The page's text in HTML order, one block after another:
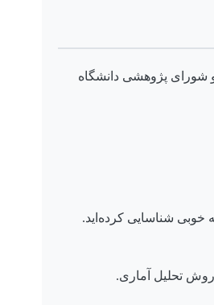
و شورای پژوهشی دانشگاه
شناسایی کرده‌اید.
روش تحلیل آماری.